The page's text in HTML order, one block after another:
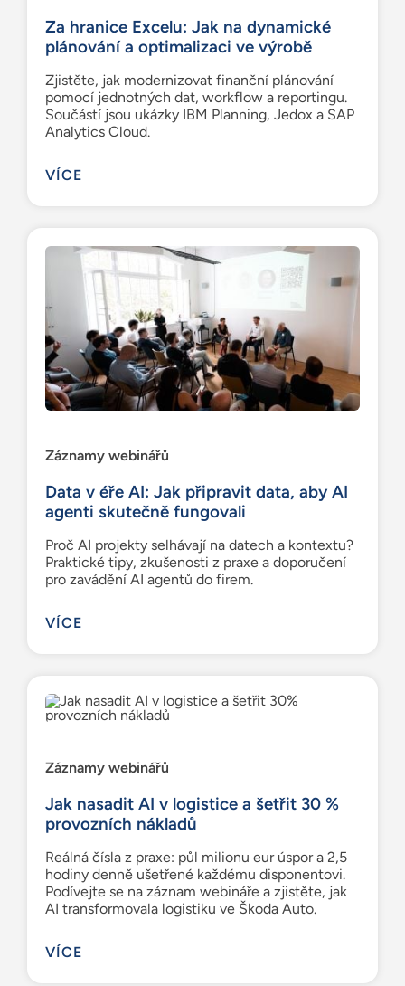
Za hranice Excelu: Jak na dynamické
plánování a optimalizaci ve výrobě
Zjistěte, jak modernizovat finanční plánování
pomocí jednotných dat, workflow a reportingu.
Součástí jsou ukázky IBM Planning, Jedox a SAP
Analytics Cloud.
VÍCE
Záznamy webinářů
Data v éře AI: Jak připravit data, aby AI
agenti skutečně fungovali
Proč AI projekty selhávají na datech a kontextu?
Praktické tipy, zkušenosti z praxe a doporučení
pro zavádění AI agentů do firem.
VÍCE
Záznamy webinářů
Jak nasadit AI v logistice a šetřit 30 %
provozních nákladů
Reálná čísla z praxe: půl milionu eur úspor a 2,5
hodiny denně ušetřené každému disponentovi.
Podívejte se na záznam webináře a zjistěte, jak
AI transformovala logistiku ve Škoda Auto.
VÍCE